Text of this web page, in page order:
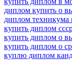
диплом купить о
диплом техникума
купить диплом
купить диплом о
купить диплом о
куплю диплом